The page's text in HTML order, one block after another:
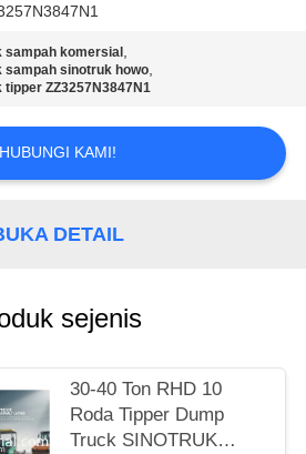
sampah komersial ,
sampah sinotruk howo,
tipper ZZ3257N3847N1
HUBUNGI KAMI!
DETAIL
sejenis
30-40 Ton RHD 10
Roda Tipper Dump
Truck SINOTRUK